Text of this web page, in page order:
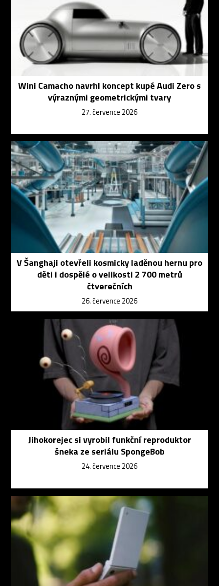
Wini Camacho navrhl koncept kupé Audi Zero s
výraznými geometrickými tvary
27. července 2026
V Šanghaji otevřeli kosmicky laděnou hernu pro
děti i dospělé o velikosti 2 700 metrů
čtverečních
26. července 2026
Jihokorejec si vyrobil funkční reproduktor
šneka ze seriálu SpongeBob
24. července 2026